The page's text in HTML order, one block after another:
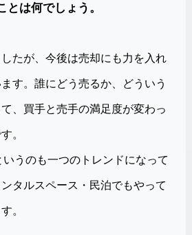
とは何でしょう。
たが、今後は売却にも力を入れ
す。誰にどう売るか、どういう
、買手と売手の満足度が変わっ
。
うのも一つのトレンドになって
タルスペース・民泊でもやって
。